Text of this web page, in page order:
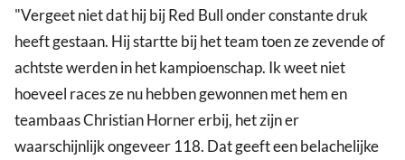
"Vergeet niet dat hij bij Red Bull onder constante druk
heeft gestaan. Hij startte bij het team toen ze zevende of
achtste werden in het kampioenschap. Ik weet niet
hoeveel races ze nu hebben gewonnen met hem en
teambaas Christian Horner erbij, het zijn er
waarschijnlijk ongeveer 118. Dat geeft een belachelijke